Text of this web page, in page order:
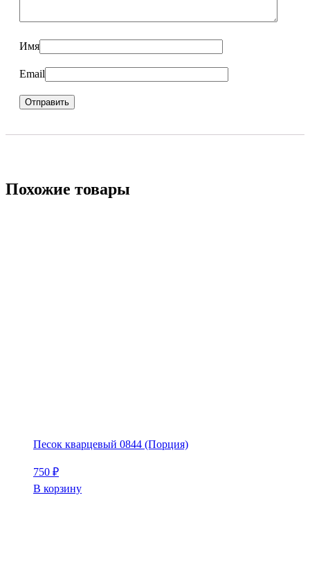
Имя
Email
Похожие товары
Песок кварцевый 0844 (Порция)
750 ₽
В корзину